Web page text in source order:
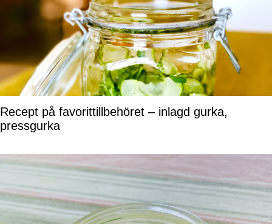
Recept på favorittillbehöret – inlagd gurka,
pressgurka